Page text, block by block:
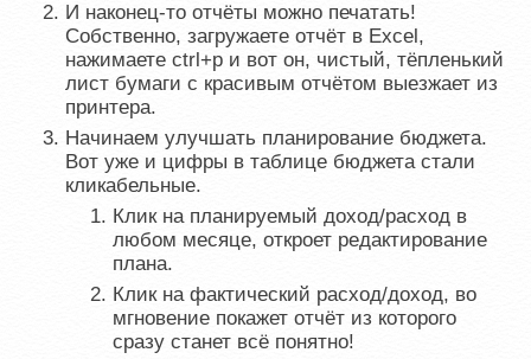
И наконец-то отчёты можно печатать!
Собственно, загружаете отчёт в Excel,
нажимаете ctrl+p и вот он, чистый, тёпленький
лист бумаги с красивым отчётом выезжает из
принтера.
Начинаем улучшать планирование бюджета.
Вот уже и цифры в таблице бюджета стали
кликабельные.
Клик на планируемый доход/расход в
любом месяце, откроет редактирование
плана.
Клик на фактический расход/доход, во
мгновение покажет отчёт из которого
сразу станет всё понятно!